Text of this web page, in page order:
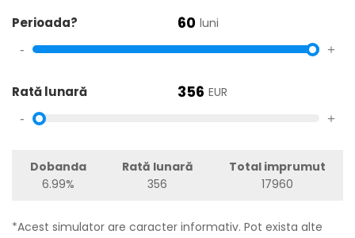
Perioada? 60 luni
- +
Rată lunară 356 EUR
- +
Dobanda
6.99%
Rată lunară
356
Total imprumut
17960
*Acest simulator are caracter informativ. Pot exista alte